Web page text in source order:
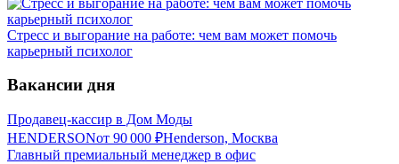
Стресс и выгорание на работе: чем вам может помочь
карьерный психолог
Вакансии дня
Продавец-кассир в Дом Моды
HENDERSONот 90 000 ₽Henderson, Москва
Главный премиальный менеджер в офис